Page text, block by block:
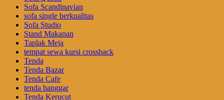
Sofa Scandinavian
sofa single berkualitas
Sofa Studio
Stand Makanan
Taplak Meja
tempat sewa kursi crossback
Tenda
Tenda Bazar
Tenda Cafe
tenda hanggar
Tenda Kerucut